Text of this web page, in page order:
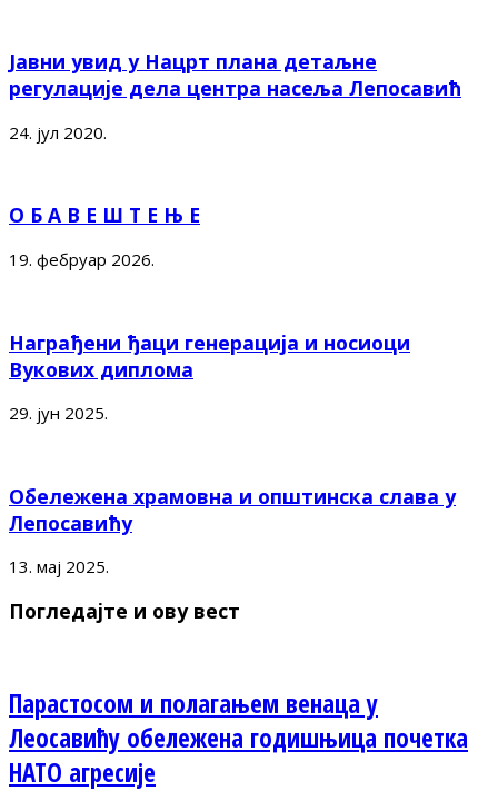
Јавни увид у Нацрт плана детаљне
регулације дела центра насеља Лепосавић
24. јул 2020.
О Б А В Е Ш Т Е Њ Е
19. фебруар 2026.
Награђени ђаци генерација и носиоци
Вукових диплома
29. јун 2025.
Обележена храмовна и општинска слава у
Лепосавићу
13. мај 2025.
Погледајте и ову вест
Парастосом и полагањем венаца у
Леосавићу обележена годишњица почетка
НАТО агресије